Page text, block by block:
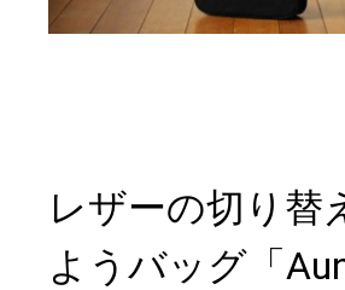
レザーの切り替
ようバッグ「